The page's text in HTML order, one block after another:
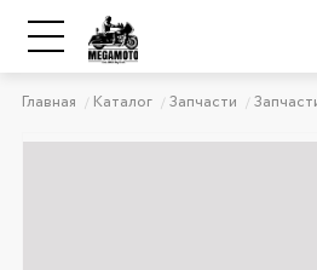
Главная Каталог Запчасти